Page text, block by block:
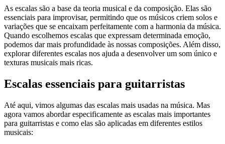
As escalas são a base da teoria musical e da composição. Elas são
essenciais para improvisar, permitindo que os músicos criem solos e
variações que se encaixam perfeitamente com a harmonia da música.
Quando escolhemos escalas que expressam determinada emoção,
podemos dar mais profundidade às nossas composições. Além disso,
explorar diferentes escalas nos ajuda a desenvolver um som único e
texturas musicais mais ricas.
Escalas essenciais para guitarristas
Até aqui, vimos algumas das escalas mais usadas na música. Mas
agora vamos abordar especificamente as escalas mais importantes
para guitarristas e como elas são aplicadas em diferentes estilos
musicais: